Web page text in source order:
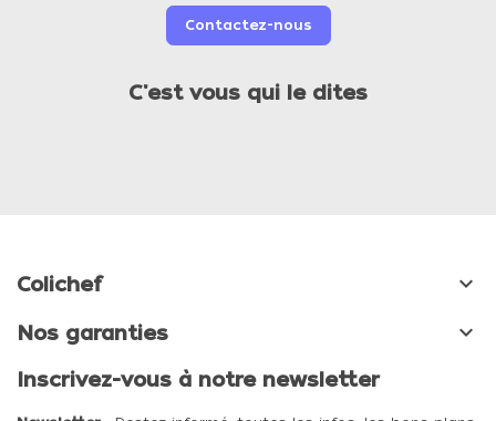
Contactez-nous
C'est vous qui le dites
Colichef 
Nos garanties 
Inscrivez-vous à notre newsletter